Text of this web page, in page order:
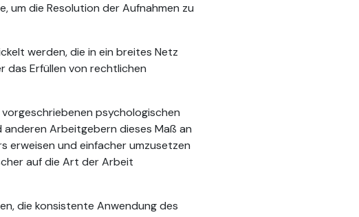
um die Resolution der Aufnahmen zu
werden, die in ein breites Netz
Erfüllen von rechtlichen
psychologischen
Arbeitgebern dieses Maß an
erweisen und einfacher umzusetzen
auf die Art der Arbeit
die konsistente Anwendung des